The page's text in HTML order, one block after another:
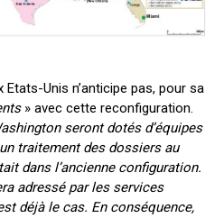
Etats-Unis n’anticipe pas, pour sa
» avec cette reconfiguration.
seront dotés d’équipes
traitement des dossiers au
dans l’ancienne configuration.
adressé par les services
déjà le cas. En conséquence,